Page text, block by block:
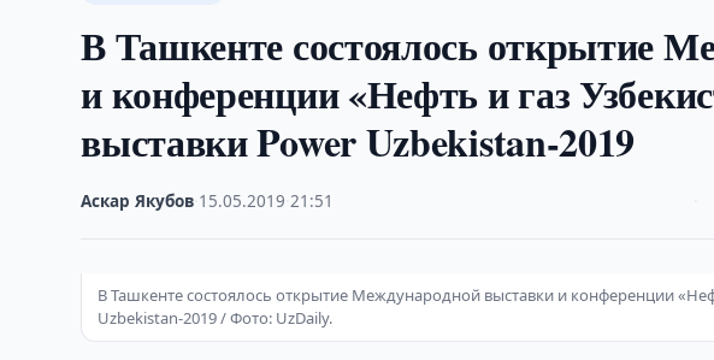
В Ташкенте состоялось открытие
и конференции «Нефть и газ
выставки Power Uzbekistan-2019
Аскар Якубов 15.05.2019 ·21:51
В Ташкенте состоялось открытие Международной выставки и конференции
Uzbekistan-2019 / Фото: UzDaily.